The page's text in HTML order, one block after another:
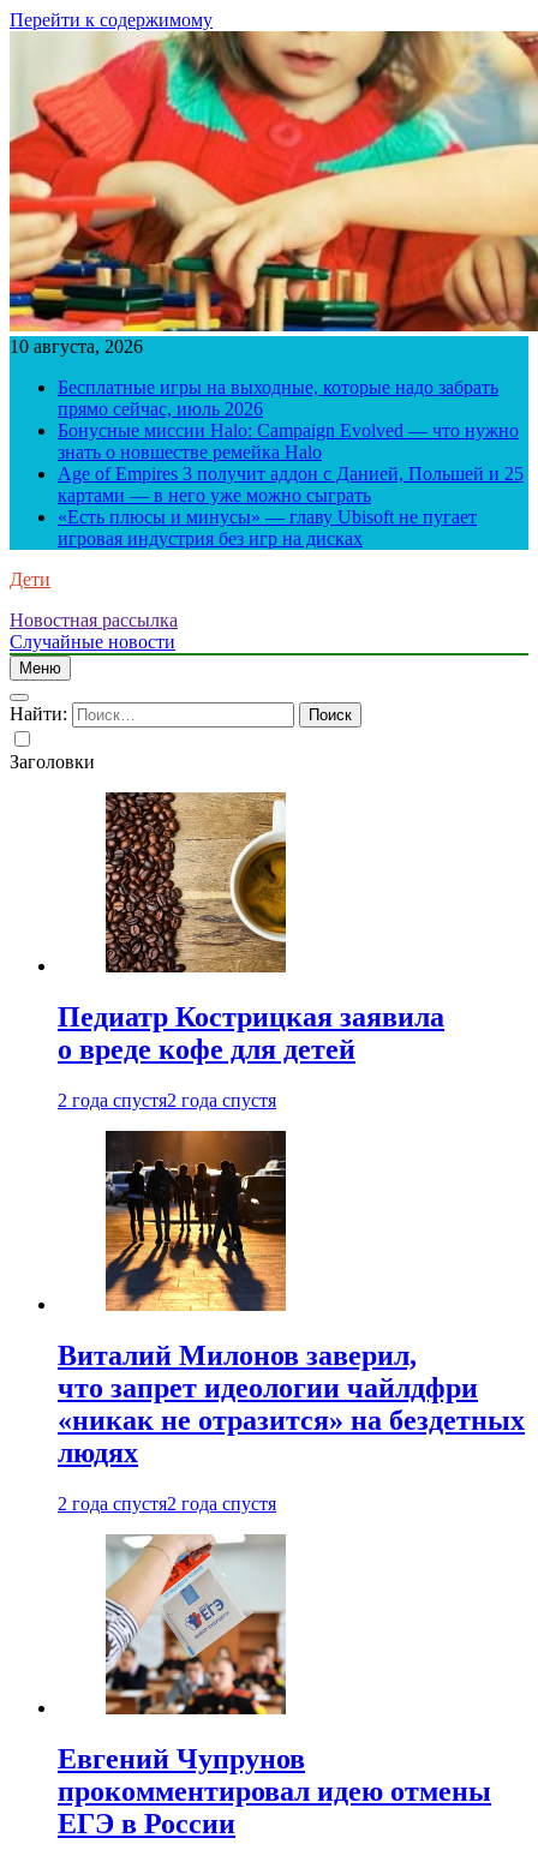
Перейти к содержимому
10 августа, 2026
Бесплатные игры на выходные, которые надо забрать
прямо сейчас, июль 2026
Бонусные миссии Halo: Campaign Evolved — что нужно
знать о новшестве ремейка Halo
Age of Empires 3 получит аддон с Данией, Польшей и 25
картами — в него уже можно сыграть
«Есть плюсы и минусы» — главу Ubisoft не пугает
игровая индустрия без игр на дисках
Дети
Новостная рассылка
Случайные новости
Меню
Найти:
Заголовки
Педиатр Кострицкая заявила
о вреде кофе для детей
2 года спустя2 года спустя
Виталий Милонов заверил,
что запрет идеологии чайлдфри
«никак не отразится» на бездетных
людях
2 года спустя2 года спустя
Евгений Чупрунов
прокомментировал идею отмены
ЕГЭ в России